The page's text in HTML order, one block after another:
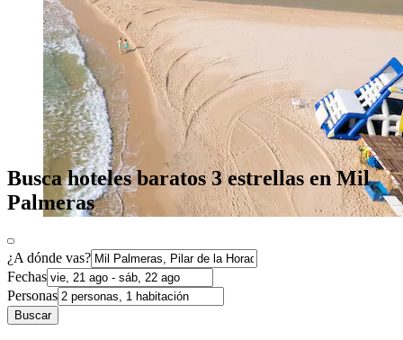
Busca hoteles baratos 3 estrellas en Mil
Palmeras
¿A dónde vas?
Fechas
Personas
Buscar